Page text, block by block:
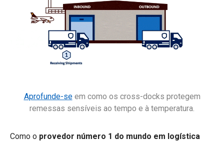
Aprofunde-seem como os cross-docks protegem
remessas sensíveis ao tempo e à temperatura.
Como o provedor número 1 do mundo em logística